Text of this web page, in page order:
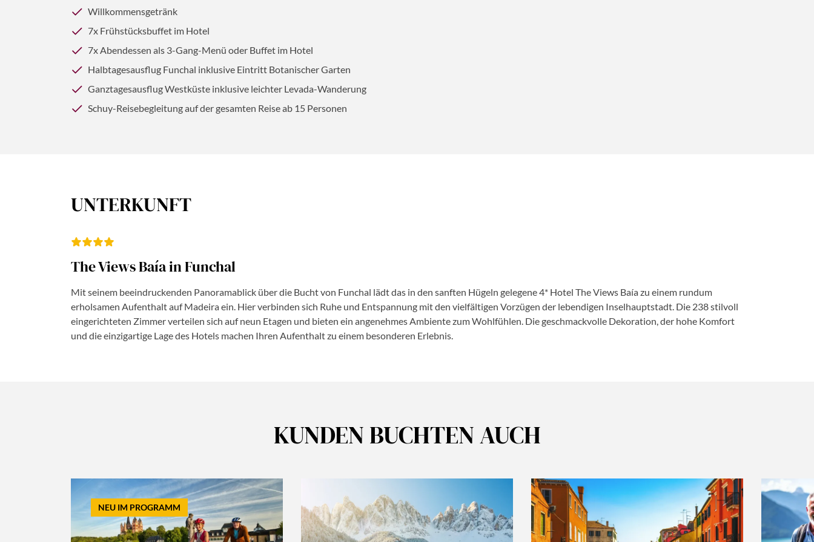
Willkommensgetränk
7x Frühstücksbuffet im Hotel
7x Abendessen als 3-Gang-Menü oder Buffet im Hotel
Halbtagesausflug Funchal inklusive Eintritt Botanischer Garten
Ganztagesausflug Westküste inklusive leichter Levada-Wanderung
Schuy-Reisebegleitung auf der gesamten Reise ab 15 Personen
UNTERKUNFT
The Views Baía in Funchal
Mit seinem beeindruckenden Panoramablick über die Bucht von Funchal lädt das in den sanften Hügeln gelegene 4* Hotel The Views Baía zu einem rundum
erholsamen Aufenthalt auf Madeira ein. Hier verbinden sich Ruhe und Entspannung mit den vielfältigen Vorzügen der lebendigen Inselhauptstadt. Die 238 stilvoll
eingerichteten Zimmer verteilen sich auf neun Etagen und bieten ein angenehmes Ambiente zum Wohlfühlen. Die geschmackvolle Dekoration, der hohe Komfort
und die einzigartige Lage des Hotels machen Ihren Aufenthalt zu einem besonderen Erlebnis.
KUNDEN BUCHTEN AUCH
NEU IM PROGRAMM